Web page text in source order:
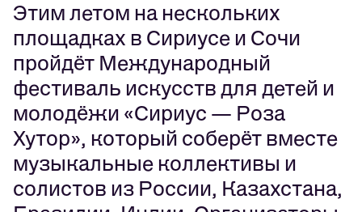
Этим летом на нескольких
площадках в Сириусе и Сочи
пройдёт Международный
фестиваль искусств для детей и
молодёжи «Сириус — Роза
Хутор», который соберёт вместе
музыкальные коллективы и
солистов из России, Казахстана,